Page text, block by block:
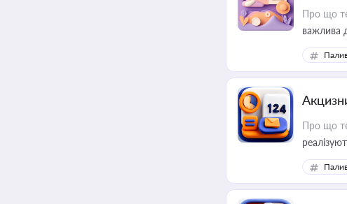
Про що
важлива
Про що